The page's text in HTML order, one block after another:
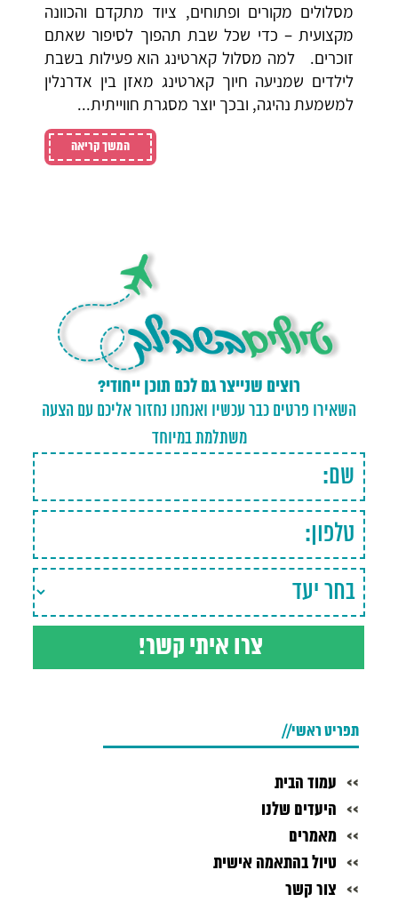
מסלולים מקורים ופתוחים, ציוד מתקדם והכוונה
מקצועית – כדי שכל שבת תהפוך לסיפור שאתם
זוכרים. למה מסלול קארטינג הוא פעילות בשבת
לילדים שמניעה חיוך קארטינג מאזן בין אדרנלין
למשמעת נהיגה, ובכך יוצר מסגרת חווייתית...
המשך קריאה
רוצים שנייצר גם לכם תוכן ייחודי?
השאירו פרטים כבר עכשיו ואנחנו נחזור אליכם עם הצעה
משתלמת במיוחד
תפריט ראשי
עמוד הבית
היעדים שלנו
מאמרים
טיול בהתאמה אישית
צור קשר